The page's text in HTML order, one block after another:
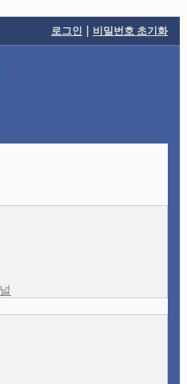
로그인 | 비밀번호 초기화